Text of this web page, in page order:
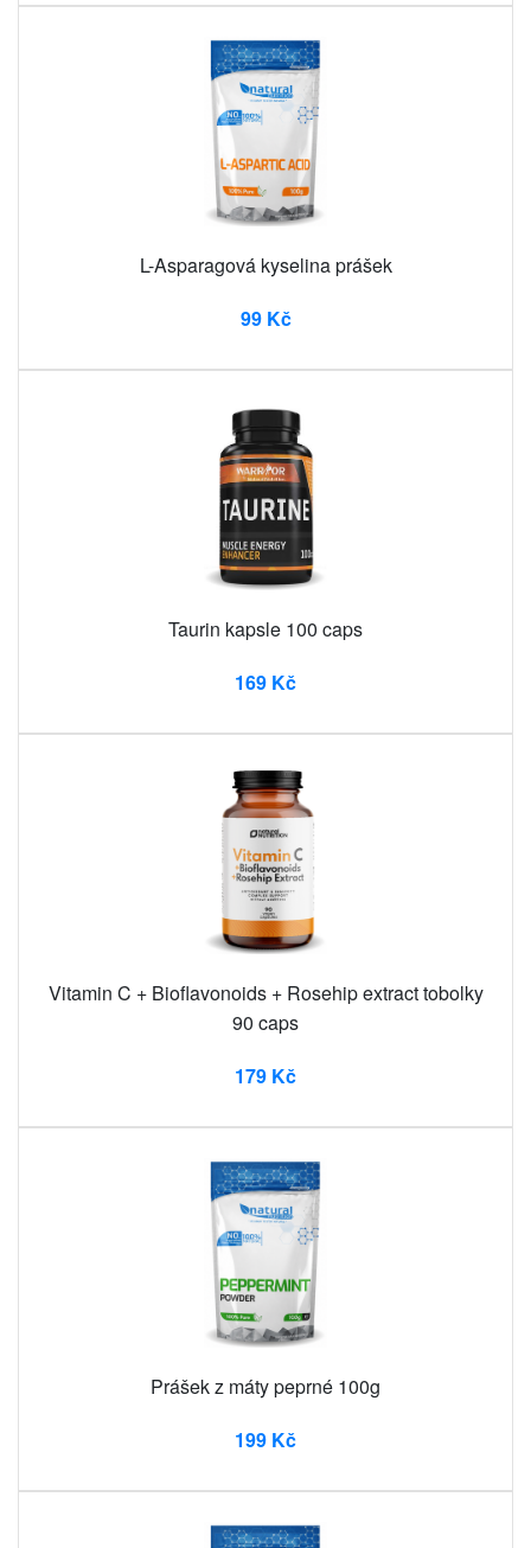
L-Asparagová kyselina prášek
99 Kč
Taurin kapsle 100 caps
169 Kč
Vitamin C + Bioflavonoids + Rosehip extract tobolky
90 caps
179 Kč
Prášek z máty peprné 100g
199 Kč